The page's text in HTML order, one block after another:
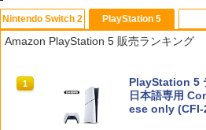
1
[メール便OK]
用アナログス
マ すやすや
￥750
1
[メール便OK]
24［PS5版］[
1
【中古】 この
ト付 / 片渕須
u-ray]【メー
￥1,243
Nintendo Switch 2
1
スプラトゥー
コード版
PlayStation 5
Amazon PlayStation 5 販売ランキング
1
PlayStation 5
日本語専用
ese only (CFI-